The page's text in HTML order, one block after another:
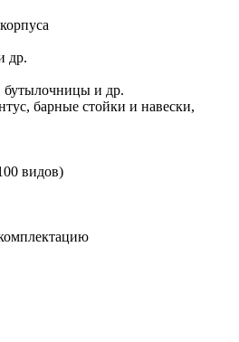
др.
и др.
барные стойки и навески,
видов)